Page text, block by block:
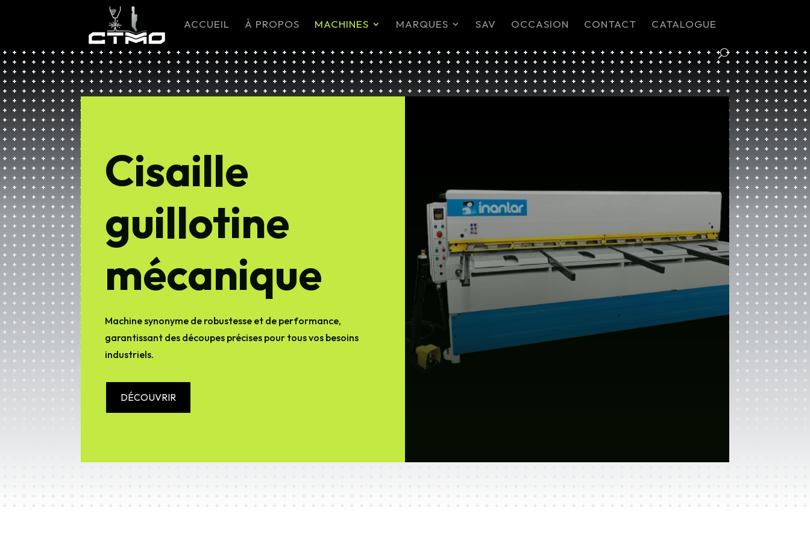
ACCUEIL À PROPOS MACHINES MARQUES SAV OCCASION CONTACT CATALOGUE
Cisaille
guillotine
mécanique
Machine synonyme de robustesse et de performance,
garantissant des découpes précises pour tous vos besoins
industriels.
DÉCOUVRIR